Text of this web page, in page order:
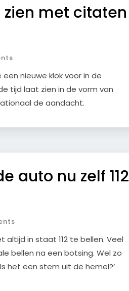
met citaten
nieuwe klok voor in de
tijd laat zien in de vorm van
de aandacht.
auto nu zelf 112
in staat 112 te bellen. Veel
bellen na een botsing. Wel zo
het een stem uit de hemel?’